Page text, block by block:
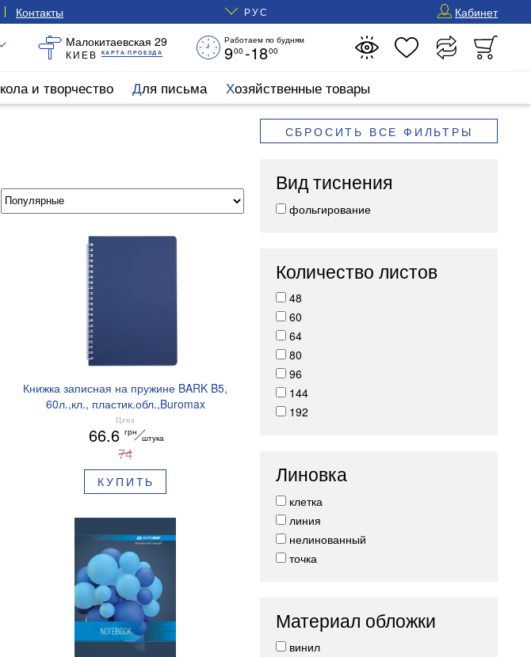
Контакты РУС Кабинет
Малокитаевская 29
КИЕВ КАРТА ПРОЕЗДА
Работаем по будням
900 -1800
Школа и творчество Для письма Хозяйственные товары
Книжка записная на пружине BARK B5,
60л.,кл., пластик.обл.,Buromax
BM.24554154
Цена
66.6 грн
штука
74
КУПИТЬ
СБРОСИТЬ ВСЕ ФИЛЬТРЫ
Вид тиснения
фольгирование
Количество листов
48
60
64
80
96
144
192
Линовка
клетка
линия
нелинованный
точка
Материал обложки
винил